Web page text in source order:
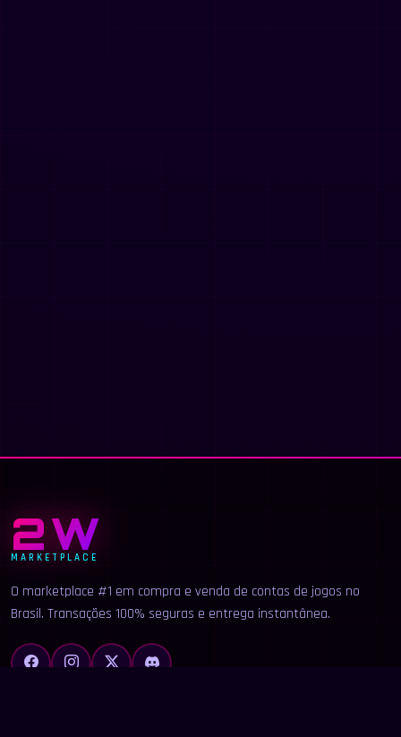
2W
MARKETPLACE
O marketplace #1 em compra e venda de contas de jogos no
Brasil. Transações 100% seguras e entrega instantânea.